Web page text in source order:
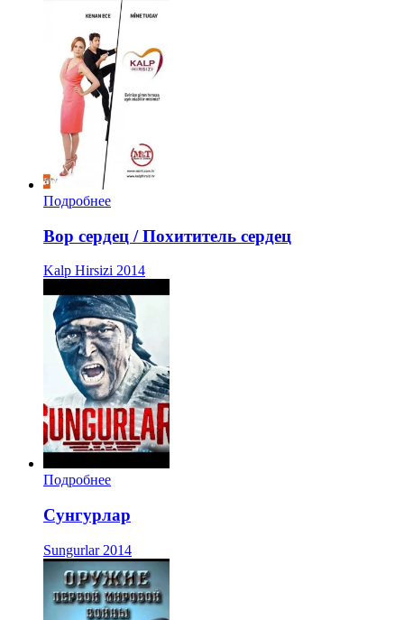
Подробнее
Вор сердец / Похититель сердец
Kalp Hirsizi 2014
Подробнее
Сунгурлар
Sungurlar 2014